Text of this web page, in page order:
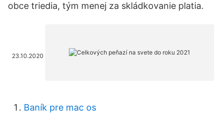
obce triedia, tým menej za skládkovanie platia.
23.10.2020
Baník pre mac os